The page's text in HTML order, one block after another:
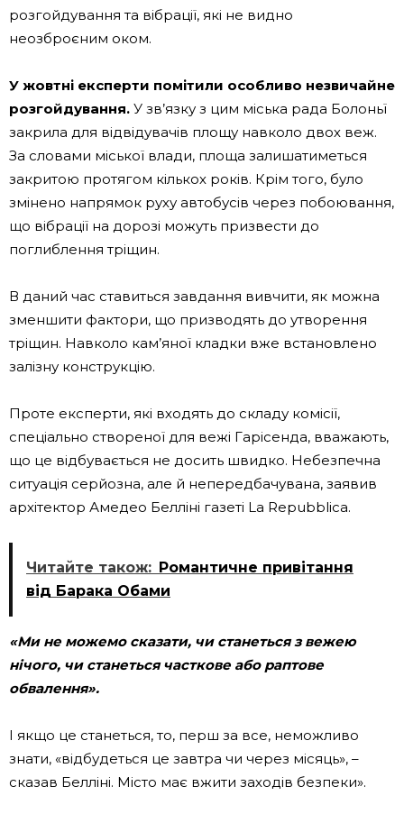
розгойдування та вібрації, які не видно
неозброєним оком.
У жовтні експерти помітили особливо незвичайне
розгойдування. У зв’язку з цим міська рада Болоньї
закрила для відвідувачів площу навколо двох веж.
За словами міської влади, площа залишатиметься
закритою протягом кількох років. Крім того, було
змінено напрямок руху автобусів через побоювання,
що вібрації на дорозі можуть призвести до
поглиблення тріщин.
В даний час ставиться завдання вивчити, як можна
зменшити фактори, що призводять до утворення
тріщин. Навколо кам’яної кладки вже встановлено
залізну конструкцію.
Проте експерти, які входять до складу комісії,
спеціально створеної для вежі Гарісенда, вважають,
що це відбувається не досить швидко. Небезпечна
ситуація серйозна, але й непередбачувана, заявив
архітектор Амедео Белліні газеті La Repubblica.
Читайте також: Романтичне привітання
від Барака Обами
«Ми не можемо сказати, чи станеться з вежею
нічого, чи станеться часткове або раптове
обвалення».
І якщо це станеться, то, перш за все, неможливо
знати, «відбудеться це завтра чи через місяць», –
сказав Белліні. Місто має вжити заходів безпеки».